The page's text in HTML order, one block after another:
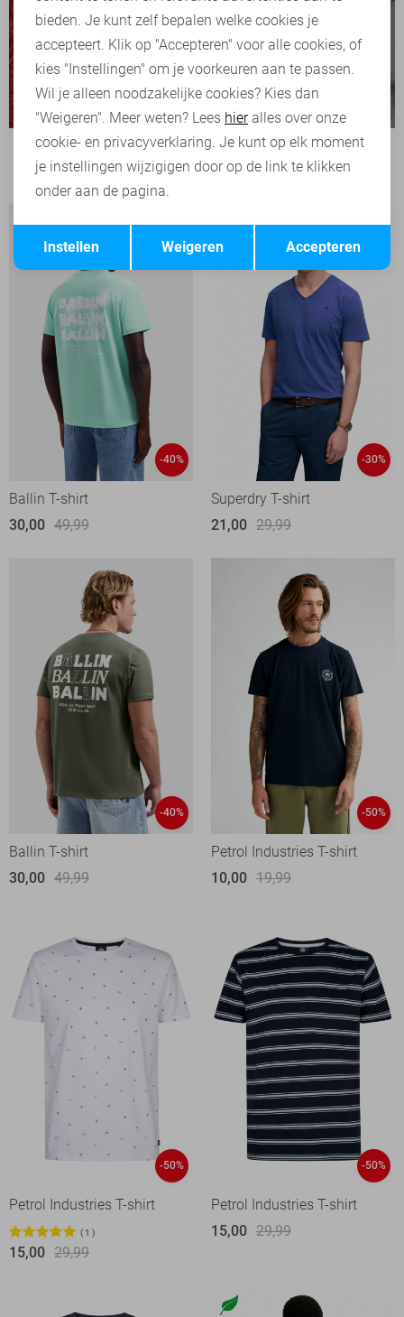
Only & Sons T-shirt
21,25 24,99
-40%
Ballin T-shirt
30,00 49,99
-30%
Superdry T-shirt
21,00 29,99
-40%
Ballin T-shirt
30,00 49,99
-50%
Petrol Industries T-shirt
10,00 19,99
-50%
Petrol Industries T-shirt
1
15,00 29,99
-50%
Petrol Industries T-shirt
15,00 29,99
Terug Opslaan
bieden. Je kunt zelf bepalen welke cookies je
accepteert. Klik op "Accepteren" voor alle cookies, of
kies "Instellingen" om je voorkeuren aan te passen.
Wil je alleen noodzakelijke cookies? Kies dan
"Weigeren". Meer weten? Lees hieralles over onze
cookie- en privacyverklaring. Je kunt op elk moment
je instellingen wijzigigen door op de link te klikken
onder aan de pagina.
Accepteren
Weigeren
Instellen